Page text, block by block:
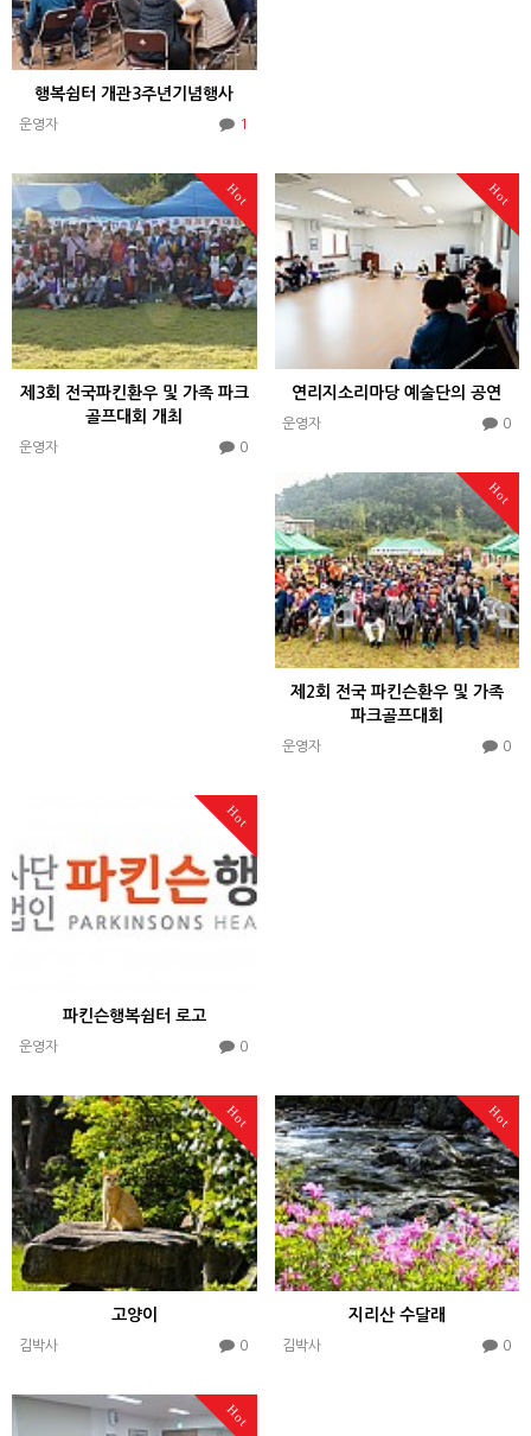
행복쉼터 개관3주년기념행사
운영자 1
Hot
제3회 전국파킨환우 및 가족 파크
골프대회 개최
운영자 0
Hot
연리지소리마당 예술단의 공연
운영자 0
Hot
제2회 전국 파킨슨환우 및 가족
파크골프대회
운영자 0
Hot
파킨슨행복쉼터 로고
운영자 0
Hot
고양이
김박사 0
Hot
지리산 수달래
김박사 0
Hot